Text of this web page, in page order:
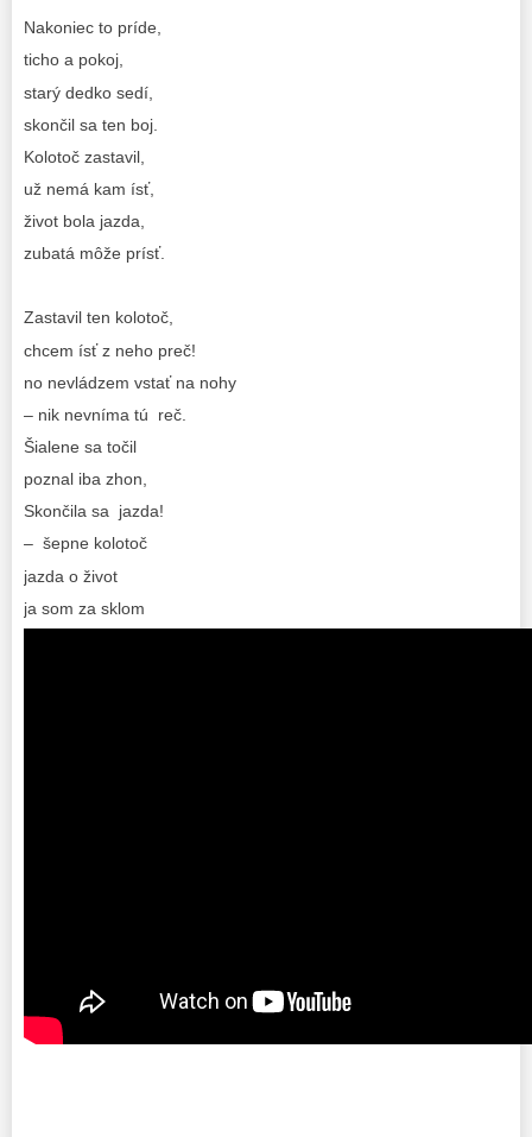
Nakoniec to príde,
ticho a pokoj,
starý dedko sedí,
skončil sa ten boj.
Kolotoč zastavil,
už nemá kam ísť,
život bola jazda,
zubatá môže prísť.
Zastavil ten kolotoč,
chcem ísť z neho preč!
no nevládzem vstať na nohy
– nik nevníma tú reč.
Šialene sa točil
poznal iba zhon,
Skončila sa jazda!
– šepne kolotoč
jazda o život
ja som za sklom